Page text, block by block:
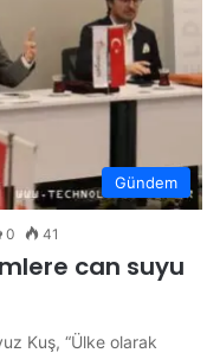
Gündem
0 41
can suyu
Kuş, “Ülke olarak